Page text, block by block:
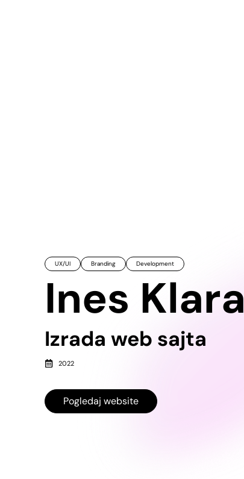
UX/UI Branding Development
Ines Klara
Izrada web sajta
2022
Pogledaj website